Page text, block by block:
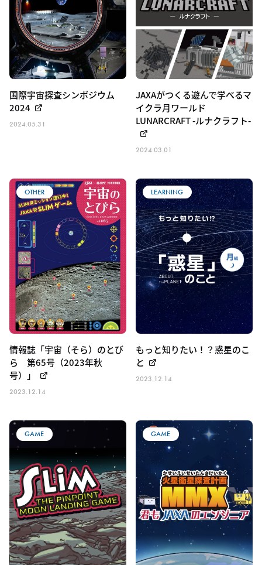
国際宇宙探査シンポジウム
2024
2024.05.31
JAXAがつくる遊んで学べるマ
イクラ月ワールド
LUNARCRAFT -ルナクラフト-
2024.03.01
OTHER
情報誌「宇宙（そら）のとび
ら 第65号（2023年秋
号）」
2023.12.14
LEARNING
もっと知りたい！？惑星のこ
と
2023.12.14
GAME GAME